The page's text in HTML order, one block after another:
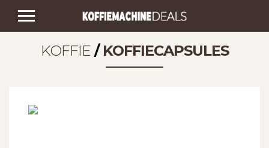
KOFFIE/ KOFFIECAPSULES